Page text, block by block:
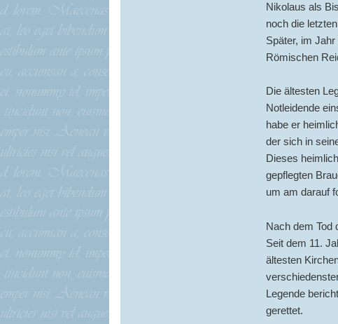
Nikolaus als
noch die
Später, im
Römischen
Die ältesten
Notleidende
habe er
der sich in
Dieses
gepflegten
um am darauf
Nach dem Tod
Seit dem 11.
ältesten
Legende
gerettet.